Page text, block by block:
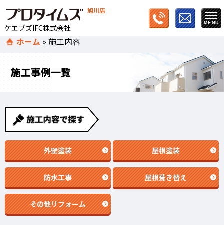
旭川店
ケエブズIFC株式会社
ホーム »施工内容
施工事例一覧
外壁塗装 屋根塗装
防水工事 屋根葺き替え
その他リフォーム